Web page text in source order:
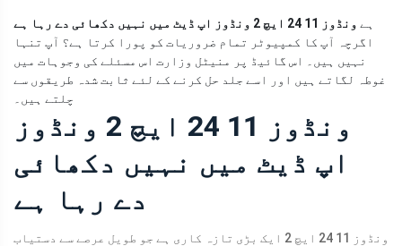
ہے ونڈوز 11 24 ایچ 2 ونڈوز اپ ڈیٹ میں نہیں دکھائی دے رہا ہے
اگرچہ آپ کا کمپیوٹر تمام ضروریات کو پورا کرتا ہے؟ آپ تنہا
نہیں ہیں۔ اس گائیڈ پر منیٹل وزارت اس مسئلے کی وجوہات میں
غوطہ لگاتے ہیں اور اسے جلد حل کرنے کے لئے ثابت شدہ طریقوں سے
چلتے ہیں۔
ونڈوز 11 24 ایچ 2 ونڈوز
اپ ڈیٹ میں نہیں دکھائی
دے رہا ہے
ونڈوز 11 24 ایچ 2 ایک بڑی تازہ کاری ہے جو طویل عرصے سے دستیاب